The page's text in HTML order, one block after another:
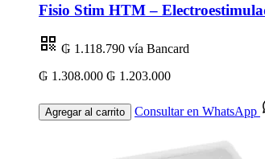
Fisio Stim HTM –
₲ 1.118.790 vía Bancard
₲ 1.308.000 ₲ 1.203.000
Agregar al carrito Consultar en WhatsApp